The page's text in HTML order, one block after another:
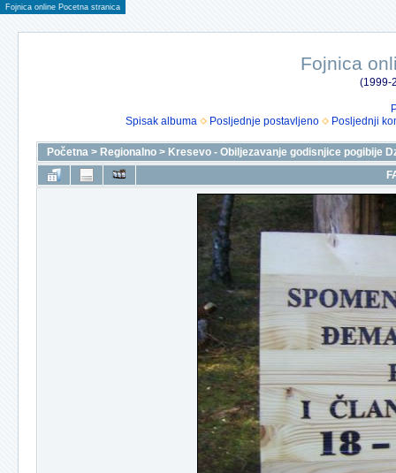
Fojnica online Pocetna stranica
Fojnica
(1999-
Spisak albuma
Posljednje postavljeno Posljednji
Početna > Regionalno > Kresevo - Obiljezavanje godisnjice pogibije